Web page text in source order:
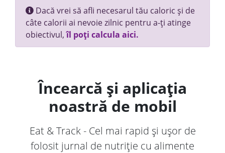
Dacă vrei să afli necesarul tău caloric și de
câte calorii ai nevoie zilnic pentru a-ți atinge
obiectivul,îl poți calcula aici.
Încearcă și aplicația
noastră de mobil
Eat & Track - Cel mai rapid și ușor de
folosit jurnal de nutriție cu alimente